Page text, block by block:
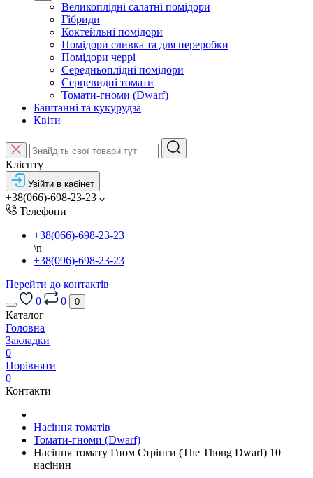
Великоплідні салатні помідори
Гібриди
Коктейльні помідори
Помідори сливка та для переробки
Помідори черрі
Середньоплідні помідори
Серцевидні томати
Томати-гноми (Dwarf)
Баштанні та кукурудза
Квіти
Клієнту
Увійти в кабінет
+38(066)-698-23-23
Телефони
+38(066)-698-23-23
\n
+38(096)-698-23-23
Перейти до контактів
0
0 0
Каталог
Головна
Закладки
0
Порівняти
0
Контакти
Насіння томатів
Томати-гноми (Dwarf)
Насіння томату Гном Стрінги (The Thong Dwarf) 10
насінин